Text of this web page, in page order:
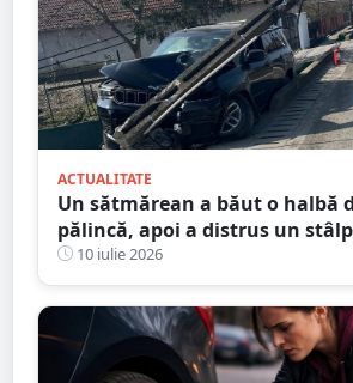
ACTUALITATE
Un sătmărean a băut o halbă
pălincă, apoi a distrus un
electricitate
10 iulie 2026